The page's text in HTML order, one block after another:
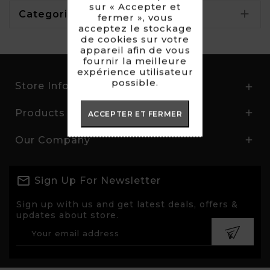
sur « Accepter et
fermer », vous
acceptez le stockage
de cookies sur votre
appareil afin de vous
fournir la meilleure
expérience utilisateur
possible.
ACCEPTER ET FERMER
Categories 
Store Information 
Products 
Our Company 
Sign Up For Newsletter
Sign up with us and get latest deals, offers &
updates about store.